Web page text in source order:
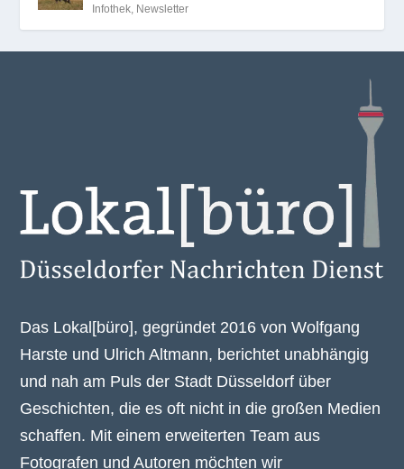
Infothek Newsletter
Das Lokal[büro], gegründet 2016 von Wolfgang
Harste und Ulrich Altmann, berichtet unabhängig
und nah am Puls der Stadt Düsseldorf über
Geschichten, die es oft nicht in die großen Medien
schaffen. Mit einem erweiterten Team aus
Fotografen und Autoren möchten wir